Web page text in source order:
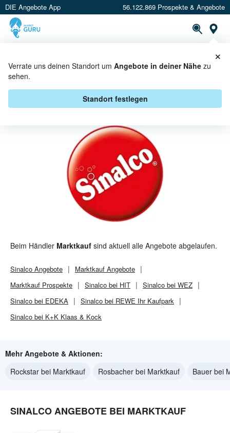
DIE Angebote App 56.122.869 Prospekte & Angebote
Verrate uns deinen Standort um Angebote in deiner Nähe zu
sehen.
Standort festlegen
×
SINALCO BEI MARKTKAUF -
ANGEBOTE & AKTIONEN
Beim Händler Marktkauf sind aktuell alle Angebote abgelaufen.
Sinalco Angebote Marktkauf Angebote
Marktkauf Prospekte Sinalco bei HIT
Sinalco bei WEZ
Sinalco bei EDEKA
Sinalco bei REWE Ihr Kaufpark
Sinalco bei K+K Klaas & Kock
Mehr Angebote & Aktionen:
Rockstar bei Marktkauf
Rosbacher bei Marktkauf Bauer bei
SINALCO ANGEBOTE BEI MARKTKAUF